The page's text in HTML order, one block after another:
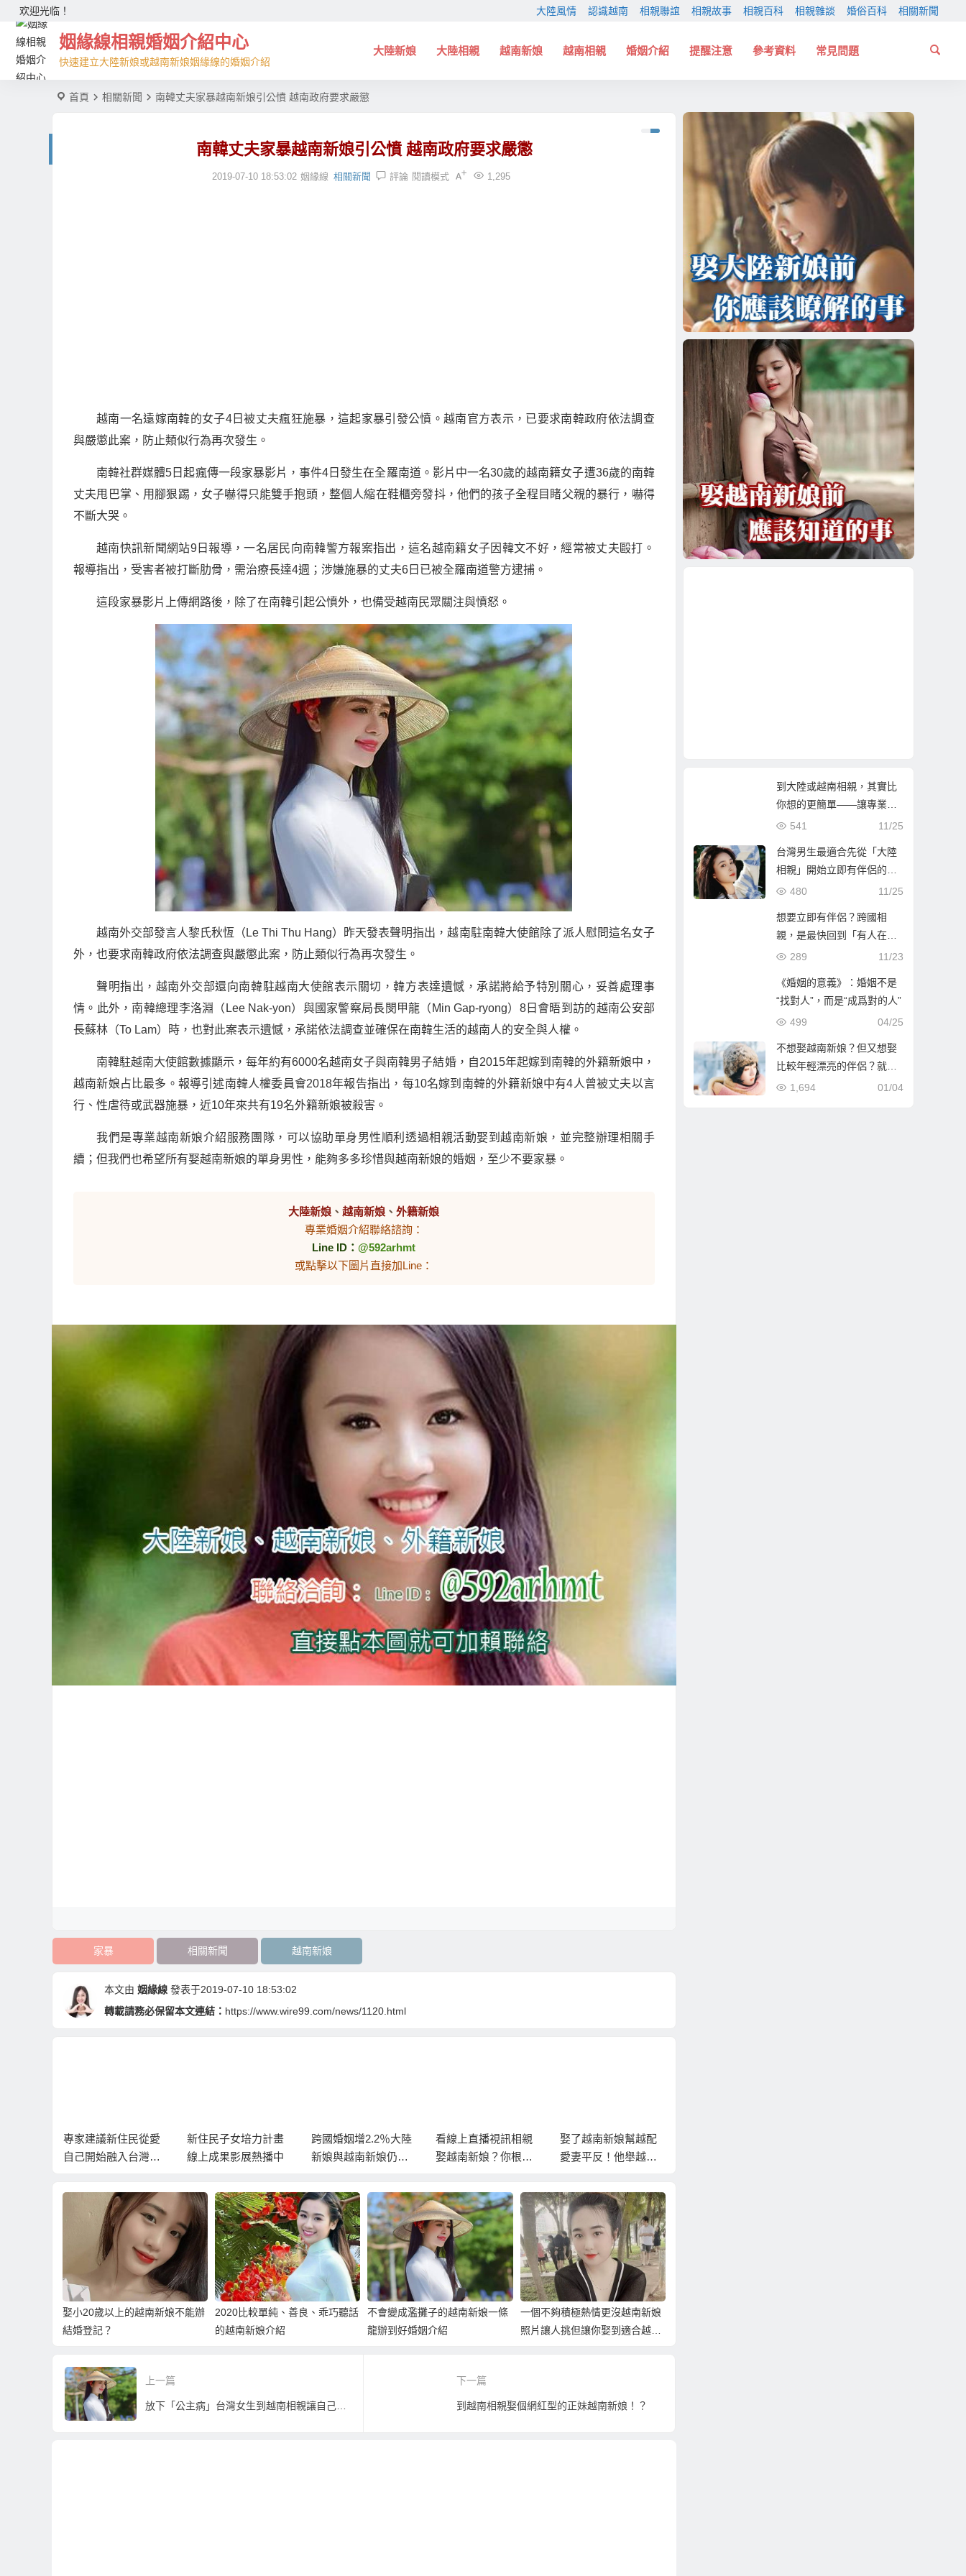
欢迎光临！ 大陸風情 認識越南 相親聯誼 相親故事 相親百科 相親雜談 婚俗百科 相關新聞
姻緣線相親婚姻介紹中心
快速建立大陸新娘或越南新娘姻緣線的婚姻介紹
大陸新娘 大陸相親 越南新娘 越南相親 婚姻介紹 提醒注意 參考資料 常見問題
首頁 相關新聞 南韓丈夫家暴越南新娘引公憤 越南政府要求嚴懲
南韓丈夫家暴越南新娘引公憤 越南政府要求嚴懲
2019-07-10 18:53:02 姻緣線 相關新聞 評論 1,295
閱讀模式
越南一名遠嫁南韓的女子4日被丈夫瘋狂施暴，這起家暴引發公憤。越南官方表示，已要求南韓政府依法調查
與嚴懲此案，防止類似行為再次發生。
南韓社群媒體5日起瘋傳一段家暴影片，事件4日發生在全羅南道。影片中一名30歲的越南籍女子遭36歲的南韓
丈夫甩巴掌、用腳狠踢，女子嚇得只能雙手抱頭，整個人縮在鞋櫃旁發抖，他們的孩子全程目睹父親的暴行，嚇得
不斷大哭。
越南快訊新聞網站9日報導，一名居民向南韓警方報案指出，這名越南籍女子因韓文不好，經常被丈夫毆打。
報導指出，受害者被打斷肋骨，需治療長達4週；涉嫌施暴的丈夫6日已被全羅南道警方逮捕。
這段家暴影片上傳網路後，除了在南韓引起公憤外，也備受越南民眾關注與憤怒。
越南外交部發言人黎氏秋恆（Le Thi Thu Hang）昨天發表聲明指出，越南駐南韓大使館除了派人慰問這名女子
外，也要求南韓政府依法調查與嚴懲此案，防止類似行為再次發生。
聲明指出，越南外交部還向南韓駐越南大使館表示關切，韓方表達遺憾，承諾將給予特別關心，妥善處理事
情。此外，南韓總理李洛淵（Lee Nak-yon）與國家警察局長閔甲龍（Min Gap-ryong）8日會晤到訪的越南公安部
長蘇林（To Lam）時，也對此案表示遺憾，承諾依法調查並確保在南韓生活的越南人的安全與人權。
南韓駐越南大使館數據顯示，每年約有6000名越南女子與南韓男子結婚，自2015年起嫁到南韓的外籍新娘中，
越南新娘占比最多。報導引述南韓人權委員會2018年報告指出，每10名嫁到南韓的外籍新娘中有4人曾被丈夫以言
行、性虐待或武器施暴，近10年來共有19名外籍新娘被殺害。
我們是專業越南新娘介紹服務團隊，可以協助單身男性順利透過相親活動娶到越南新娘，並完整辦理相關手
續；但我們也希望所有娶越南新娘的單身男性，能夠多多珍惜與越南新娘的婚姻，至少不要家暴。
大陸新娘 、越南新娘 、外籍新娘
專業婚姻介紹聯絡諮詢：
Line ID：@592arhmt
或點擊以下圖片直接加Line：
家暴 相關新聞 越南新娘
本文由 姻緣線 發表于2019-07-10 18:53:02
轉載請務必保留本文連結： https://www.wire99.com/news/1120.html
專家建議新住民從愛
自己開始融入台灣生
新住民子女培力計畫
線上成果影展熱播中
跨國婚姻增2.2％大陸
新娘與越南新娘仍佔
看線上直播視訊相親
娶越南新娘？你根本
娶了越南新娘幫越配
愛妻平反！他舉越南
娶小20歲以上的越南新娘不能辦
結婚登記？
2020比較單純、善良、乖巧聽話
的越南新娘介紹
不會變成濫攤子的越南新娘一條
龍辦到好婚姻介紹
一個不夠積極熱情更沒越南新娘
照片讓人挑但讓你娶到適合越南
上一篇 下一篇
到越南相親娶個網紅型的正妹越南新娘！？
到大陸或越南相親，其實比
你想的更簡單——讓專業團
隊陪你找到真心伴侶
11/25
541
台灣男生最適合先從「大陸
相親」開始立即有伴侶的第
一步
11/25
480
想要立即有伴侶？跨國相
親，是最快回到「有人在等
你」的人生方！
11/23
289
《婚姻的意義》：婚姻不是
“找對人”，而是“成爲對的人”
04/25
499
不想娶越南新娘？但又想娶
比較年輕漂亮的伴侶？就到
哈爾濱相親娶哈爾濱新娘！
01/04
1,694